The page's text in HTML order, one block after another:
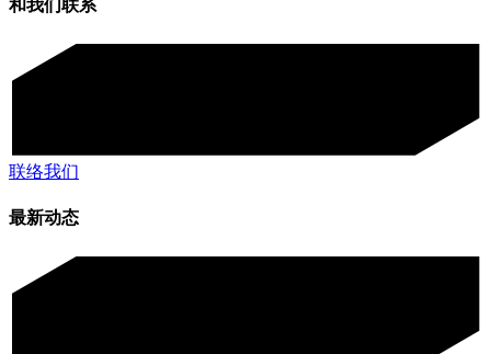
和我们联系
联络我们
最新动态